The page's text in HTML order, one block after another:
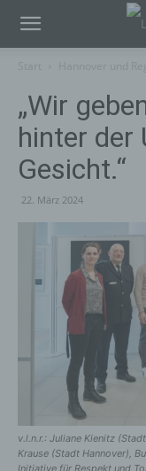
„Wir
hinter der
Gesicht.“
22. März 2024
v.l.n.r.: Juliane Kienitz
Krause (Stadt Hannover),
Initiative für Respekt und